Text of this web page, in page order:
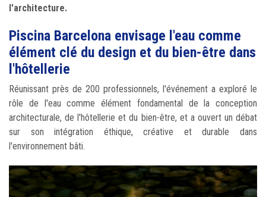
l'architecture.
Piscina Barcelona envisage l'eau comme
élément clé du design et du bien-être dans
l'hôtellerie
Réunissant près de 200 professionnels, l'événement a exploré le
rôle de l'eau comme élément fondamental de la conception
architecturale, de l'hôtellerie et du bien-être, et a ouvert un débat
sur son intégration éthique, créative et durable dans
l'environnement bâti.